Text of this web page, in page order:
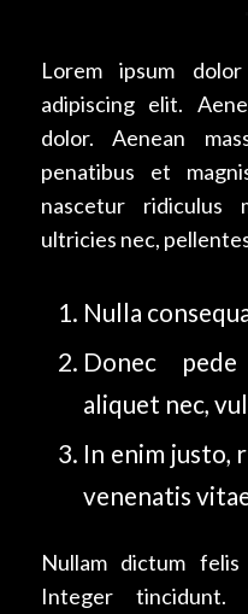
Lorem ipsum
adipiscing elit.
dolor. Aenean
penatibus et
nascetur ridiculus
ultricies nec,
Nulla
Donec
aliquet nec,
In enim justo,
venenatis
Nullam dictum
Integer tincidunt.